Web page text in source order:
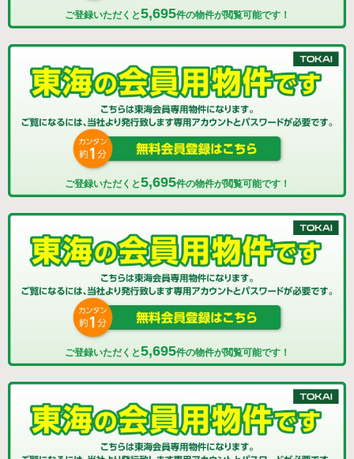
ご登録いただくと5,695件の物件が閲覧可能です！
ご登録いただくと5,695件の物件が閲覧可能です！
ご登録いただくと5,695件の物件が閲覧可能です！